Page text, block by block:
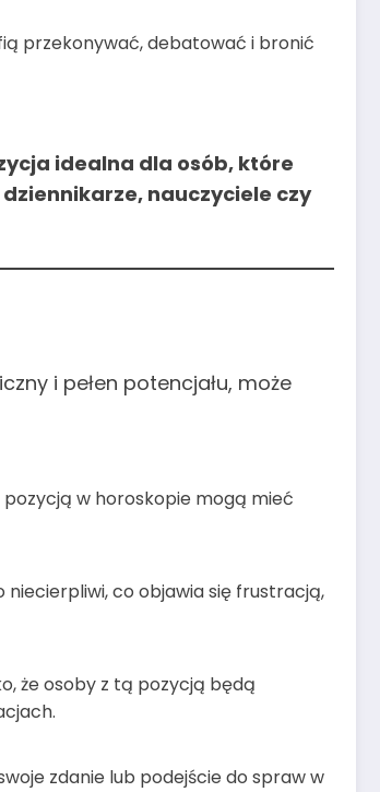
przekonywać, debatować i bronić
idealna dla osób, które
nauczyciele czy
i pełen potencjału, może
pozycją w horoskopie mogą mieć
co objawia się frustracją,
że osoby z tą pozycją będą
zdanie lub podejście do spraw w